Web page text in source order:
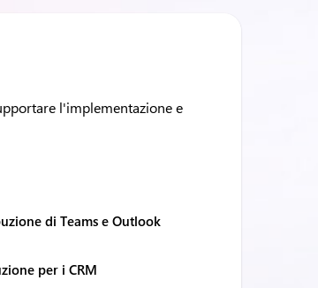
l'implementazione e
di Teams e Outlook
per i CRM